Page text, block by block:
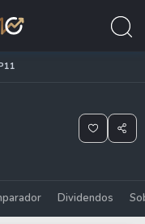
Dividendos